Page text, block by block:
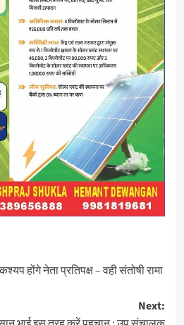
होंगे नेता प्रतिपक्ष – वही संतोषी रामा
Next: